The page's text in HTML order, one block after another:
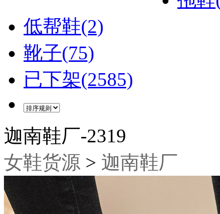
低帮鞋(2)
靴子(75)
已下架(2585)
迦南鞋厂-2319
女鞋货源 > 迦南鞋厂